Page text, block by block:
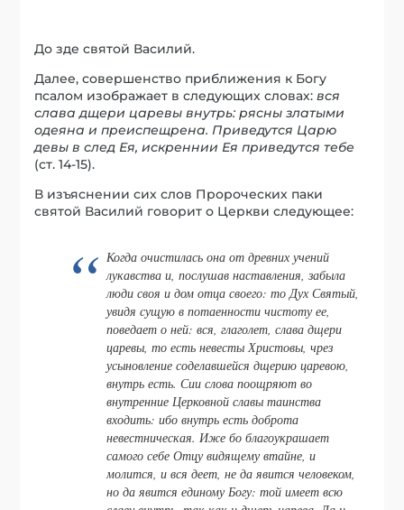
До зде святой Василий.
Далее, совершенство приближения к Богу
псалом изображает в следующих словах:вся
слава дщери царевы внутрь: рясны златыми
одеяна и преиспещрена. Приведутся Царю
девы в след Ея, искреннии Ея приведутся тебе
(ст. 14-15).
В изъяснении сих слов Пророческих паки
святой Василий говорит о Церкви следующее:
Когда очистилась она от древних учений
лукавства и, послушав наставления, забыла
люди своя и дом отца своего: то Дух Святый,
увидя сущую в потаенности чистоту ее,
поведает о ней:вся, глаголет,слава дщери
царевы, то есть невесты Христовы, чрез
усыновление соделавшейся дщерию царевою,
внутрь есть. Сии слова поощряют во
внутренние Церковной славы таинства
входить: ибо внутрь есть доброта
невестническая. Иже бо благоукрашает
самого себе Отцу видящему втайне, и
молится, и вся деет, не да явится человеком,
но да явится единому Богу: той имеет всю